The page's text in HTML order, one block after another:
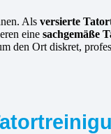
Als versierte
eine sachgemäße
den Ort diskret,